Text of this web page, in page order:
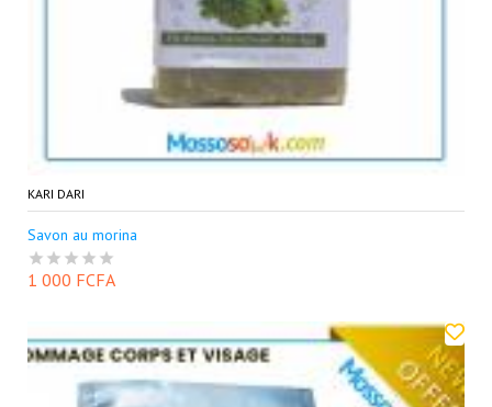
KARI DARI
Savon au morina
1 000 FCFA